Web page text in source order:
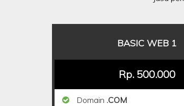
BASIC WEB 1
Rp. 500.000
Domain .COM